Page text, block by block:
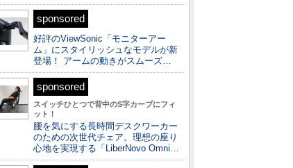
sponsored
好評のViewSonic「モニターアー
ム」にスタイリッシュなモデルが新
登場！ アームの動きがスムーズ…
sponsored
スイッチひとつで背中のS字カーブにフィ
ット！
腰を気にする長時間デスクワーカー
のための次世代チェア。理想の座り
心地を実現する「LiberNovo Omni…